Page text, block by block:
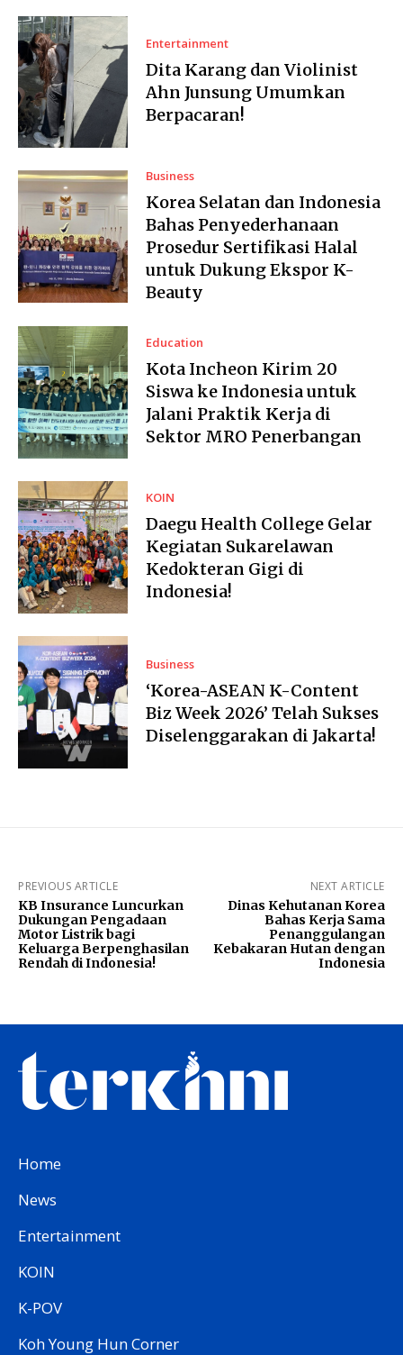
Entertainment
Dita Karang dan Violinist
Ahn Junsung Umumkan
Berpacaran!
Business
Korea Selatan dan Indonesia
Bahas Penyederhanaan
Prosedur Sertifikasi Halal
untuk Dukung Ekspor K-
Beauty
Education
Kota Incheon Kirim 20
Siswa ke Indonesia untuk
Jalani Praktik Kerja di
Sektor MRO Penerbangan
KOIN
Daegu Health College Gelar
Kegiatan Sukarelawan
Kedokteran Gigi di
Indonesia!
Business
‘Korea-ASEAN K-Content
Biz Week 2026’ Telah Sukses
Diselenggarakan di Jakarta!
PREVIOUS ARTICLE
KB Insurance Luncurkan
Dukungan Pengadaan
Motor Listrik bagi
Keluarga Berpenghasilan
Rendah di Indonesia!
NEXT ARTICLE
Dinas Kehutanan Korea
Bahas Kerja Sama
Penanggulangan
Kebakaran Hutan dengan
Indonesia
Home
News
Entertainment
KOIN
K-POV
Koh Young Hun Corner